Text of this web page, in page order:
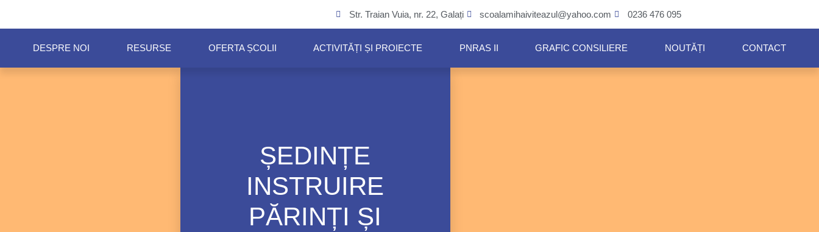
Str. Traian Vuia, nr. 22, Galați scoalamihaiviteazul@yahoo.com 0236 476 095
DESPRE NOI RESURSE OFERTA ȘCOLII ACTIVITĂȚI ȘI PROIECTE PNRAS II GRAFIC CONSILIERE NOUTĂȚI CONTACT
ȘEDINȚE
INSTRUIRE
PĂRINȚI ȘI